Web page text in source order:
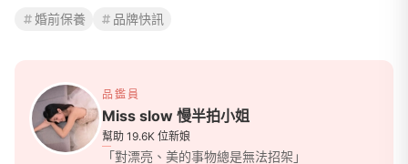
婚前保養 品牌快訊
品鑑員
Miss slow 慢半拍小姐
幫助 19.6K 位新娘
「對漂亮、美的事物總是無法招架」